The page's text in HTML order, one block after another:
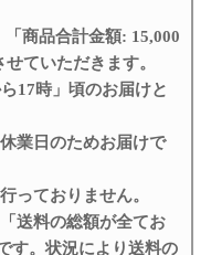
商品合計金額: 15,000
ていただきます。
17時」頃のお届けと
業日のためお届けで
っておりません。
送料の総額が全てお
す。状況により送料の